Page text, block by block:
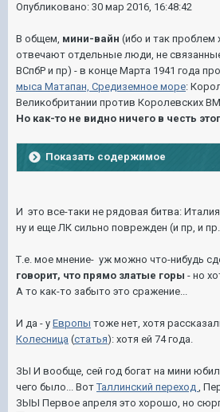
Опубликовано: 30 мар 2016, 16:48:42
В общем, мини-вайн (ибо и так проблем
отвечают отдельные люди, не
ВСпбР и пр) - в конце Марта 1941 года
мыса Матапан, Средиземное море:
Великобритании против Королевских
Но как-то не видно ничего в честь
Показать содержимое
И это все-таки не рядовая битва:
ну и еще ЛК сильно поврежден (и пр, и
Т.е. мое мнение- уж можно что-нибудь
говорит, что прямо златые горы - но
А то как-то забыто это сражение...
И да - у Европы тоже нет, хотя
Колесница (статья): хотя ей 74 года.
ЗЫ И вообще, сей год богат на мини
чего было... ВотТаллинский переход ,
ЗЫЫ Первое апреля это хорошо, но